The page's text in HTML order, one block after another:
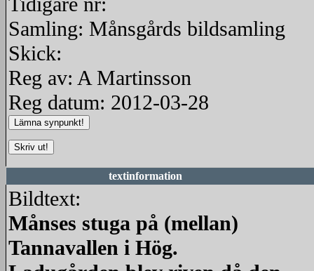
Samling: Månsgårds bildsamling
Skick:
Reg av: A Martinsson
Reg datum: 2012-03-28
textinformation
Bildtext:
Månses stuga på (mellan)
Tannavallen i Hög.